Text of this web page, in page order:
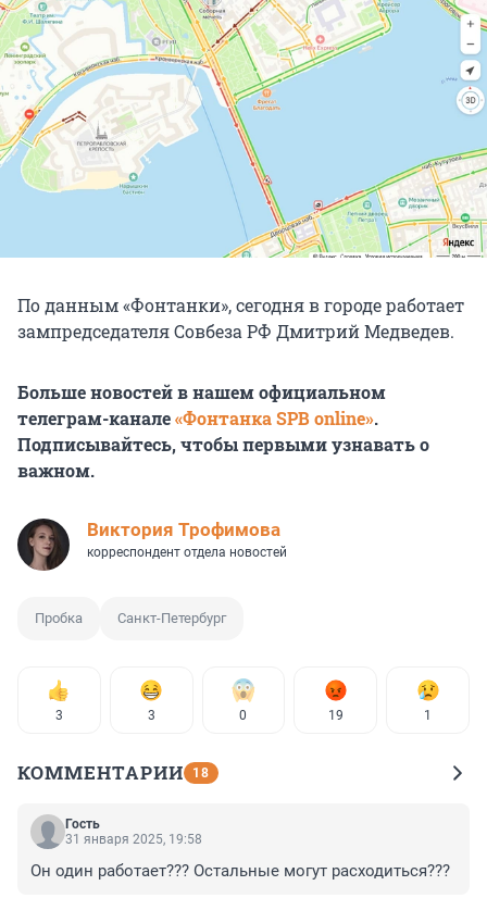
По данным «Фонтанки», сегодня в городе работает
зампредседателя Совбеза РФ Дмитрий Медведев.
Больше новостей в нашем официальном
телеграм-канале«Фонтанка SPB online».
Подписывайтесь, чтобы первыми узнавать о
важном.
Виктория Трофимова
корреспондент отдела новостей
Пробка Санкт-Петербург
3 3 0 19 1
КОММЕНТАРИИ 18
Гость
31 января 2025, 19:58
Он один работает??? Остальные могут расходиться???